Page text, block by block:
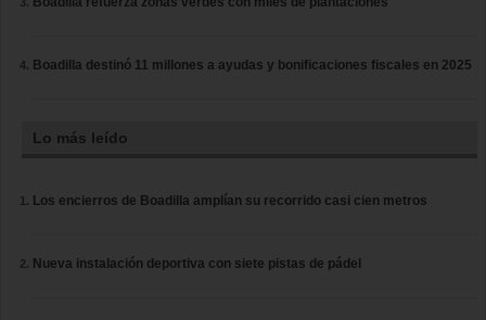
Boadilla destinó 11 millones a ayudas y bonificaciones fiscales en 2025
Lo más leído
Los encierros de Boadilla amplían su recorrido casi cien metros
Nueva instalación deportiva con siete pistas de pádel